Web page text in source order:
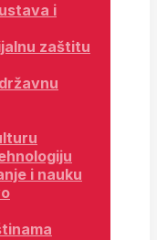
i
zaštitu
i nauku